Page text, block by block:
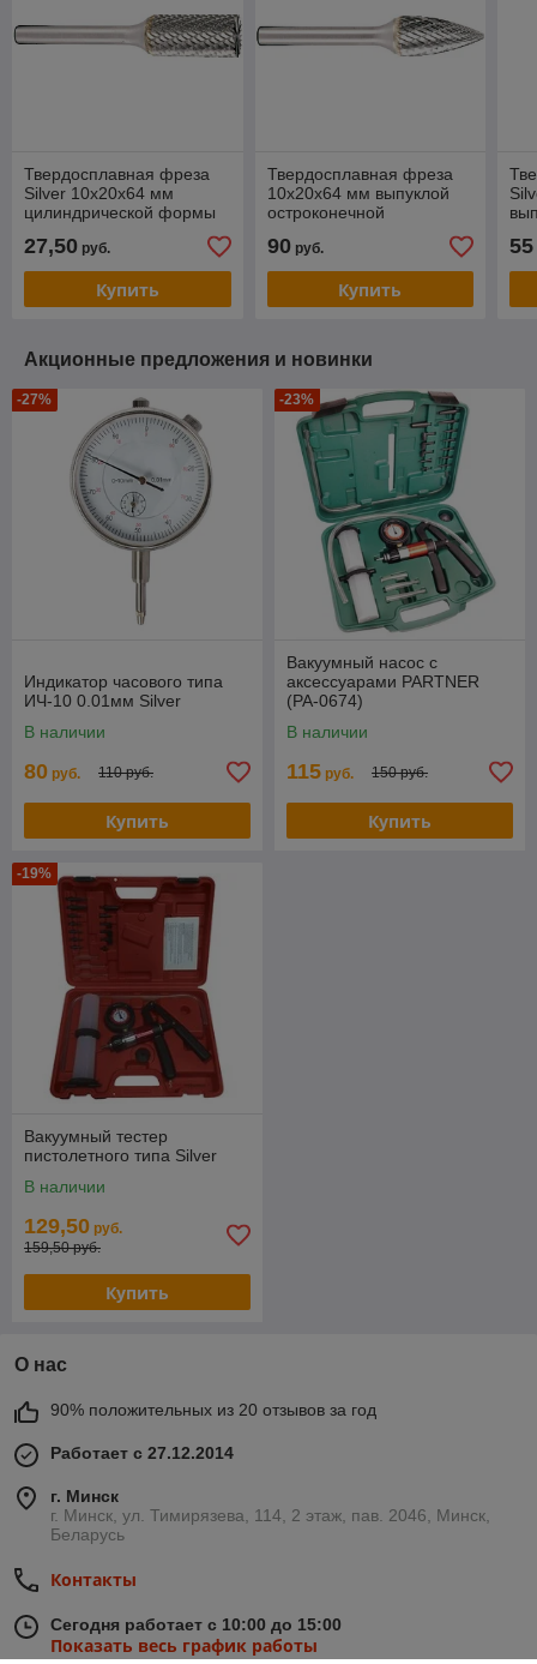
Твердосплавная фреза
Silver 10x20x64 мм
цилиндрической формы
для прямошлифмашины
27,50 руб.
Купить
Твердосплавная фреза
10x20x64 мм выпуклой
остроконечной
формы) по металлу
90руб.
Купить
55
Акционные предложения и новинки
-27%
Индикатор часового типа
ИЧ-10 0.01мм Silver
В наличии
80 руб. 110 руб.
Купить
-23%
Вакуумный насос с
аксессуарами PARTNER
(PA-0674)
В наличии
115 руб. 150 руб.
Купить
-19%
Вакуумный тестер
пистолетного типа Silver
В наличии
129,50 руб.
159,50 руб.
Купить
О нас
90% положительных из 20 отзывов за год
Работает с 27.12.2014
г. Минск
г. Минск, ул. Тимирязева, 114, 2 этаж, пав. 2046, Минск,
Беларусь
Контакты
Сегодня работает с 10:00 до 15:00
Показать весь график работы